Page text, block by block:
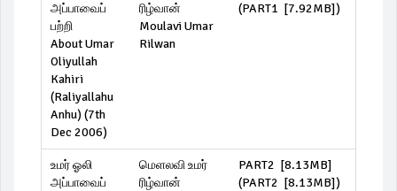
அப்பாவைப்
பற்றி
About Umar
Oliyullah
Kahiri
(Raliyallahu
Anhu) (7th
Dec 2006)
ரிழ்வான்
Moulavi Umar
Rilwan
(PART1 [7.92MB])
உமர் ஓலி
அப்பாவைப்
மெளலவி உமர்
ரிழ்வான்
PART2 [8.13MB]
(PART2 [8.13MB])